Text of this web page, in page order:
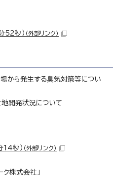
52秒） （外部リンク）
から発生する臭気対策等につい
開発状況について
14秒） （外部リンク）
ク株式会社」